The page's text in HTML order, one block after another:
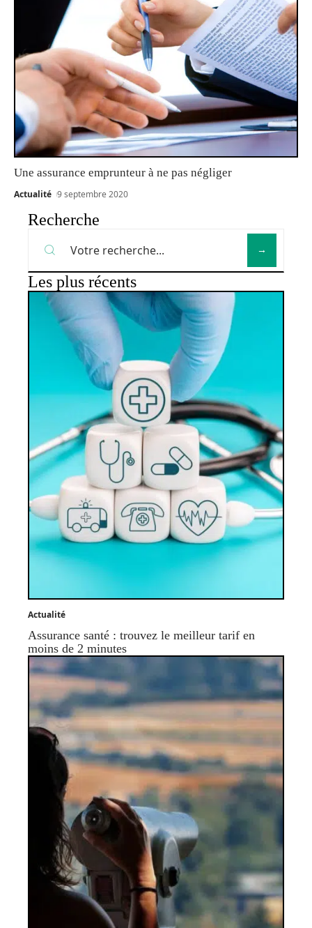
Une assurance emprunteur à ne pas négliger
Actualité 9 septembre 2020
Recherche
Les plus récents
Actualité
Assurance santé : trouvez le meilleur tarif en
moins de 2 minutes